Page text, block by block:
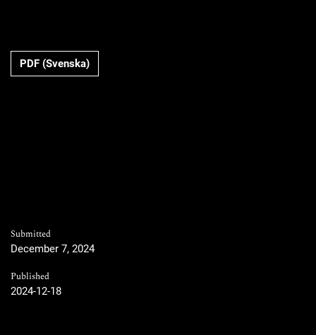
Requires Subscription
PDF (Svenska)
Submitted
December 7, 2024
Published
2024-12-18